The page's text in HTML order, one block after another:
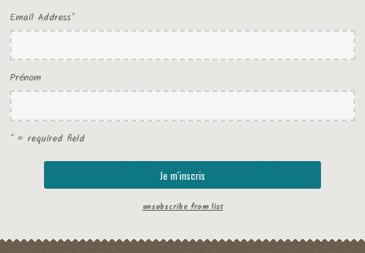
Email Address*
Prénom
* = required field
unsubscribe from list